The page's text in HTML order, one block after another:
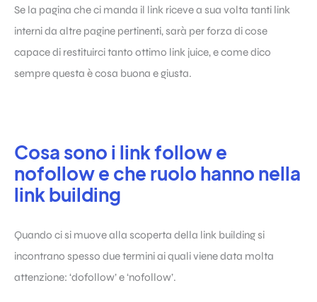
Se la pagina che ci manda il link riceve a sua volta tanti link
interni da altre pagine pertinenti, sarà per forza di cose
capace di restituirci tanto ottimo link juice, e come dico
sempre questa è cosa buona e giusta.
Cosa sono i link follow e
nofollow e che ruolo hanno nella
link building
Quando ci si muove alla scoperta della link buildingsi
incontrano spesso due termini ai quali viene data molta
attenzione: ‘dofollow’ e ‘nofollow’.